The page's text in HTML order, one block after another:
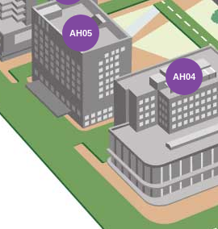
AH04
AH05